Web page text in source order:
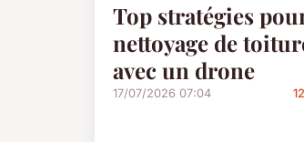
Top stratégies
nettoyage de
avec un drone
17/07/2026 07:04